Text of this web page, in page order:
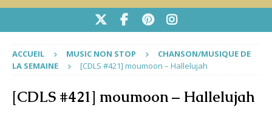
ACCUEIL MUSIC NON STOP
CHANSON/MUSIQUE DE
LA SEMAINE
[CDLS #421] moumoon – Hallelujah
[CDLS #421] moumoon – Hallelujah